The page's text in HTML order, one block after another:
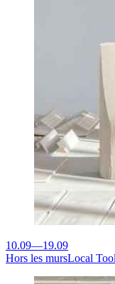
10.09—19.09
Hors les mursLocal